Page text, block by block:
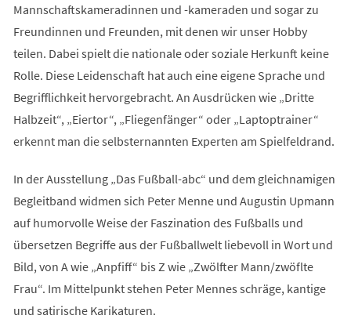
Mannschaftskameradinnen und -kameraden und sogar zu
Freundinnen und Freunden, mit denen wir unser Hobby
teilen. Dabei spielt die nationale oder soziale Herkunft keine
Rolle. Diese Leidenschaft hat auch eine eigene Sprache und
Begrifflichkeit hervorgebracht. An Ausdrücken wie „Dritte
Halbzeit“, „Eiertor“, „Fliegenfänger“ oder „Laptoptrainer“
erkennt man die selbsternannten Experten am Spielfeldrand.
In der Ausstellung „Das Fußball-abc“ und dem gleichnamigen
Begleitband widmen sich Peter Menne und Augustin Upmann
auf humorvolle Weise der Faszination des Fußballs und
übersetzen Begriffe aus der Fußballwelt liebevoll in Wort und
Bild, von A wie „Anpfiff“ bis Z wie „Zwölfter Mann/zwöflte
Frau“. Im Mittelpunkt stehen Peter Mennes schräge, kantige
und satirische Karikaturen.